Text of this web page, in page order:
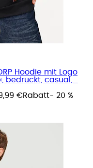
Hoodie mit Logo
bedruckt, casual,...
€Rabatt- 20 %